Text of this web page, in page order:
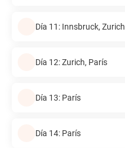
Día 11: Innsbruck, Zurich
Día 12: Zurich, París
Día 13: París
Día 14: París